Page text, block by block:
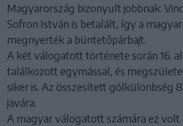
Magyarország bizonyult jobbnak:
Sofron István is betalált, így a
megnyerték a büntetőpárbajt.
A két válogatott története során 16.
találkozott egymással, és
siker is. Az összesített gólkülönbség
javára.
A magyar válogatott számára ez volt